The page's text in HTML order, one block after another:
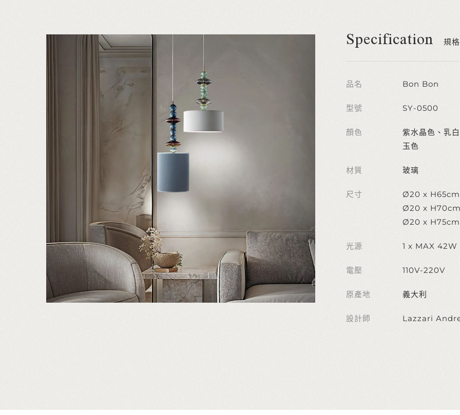
Specification 規
品名 Bon Bon
型號 SY-0500
顏色
紫水晶色、乳
玉色
材質 玻璃
尺寸
Ø20 x H65cm
Ø20 x
Ø20 x H75cm
光源 1 x MAX 42W
電壓 110V-220V
原產地 義大利
設計師 Lazzari